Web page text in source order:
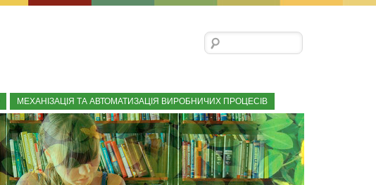
Пошук:
МЕХАНІЗАЦІЯ ТА АВТОМАТИЗАЦІЯ ВИРОБНИЧИХ ПРОЦЕСІВ